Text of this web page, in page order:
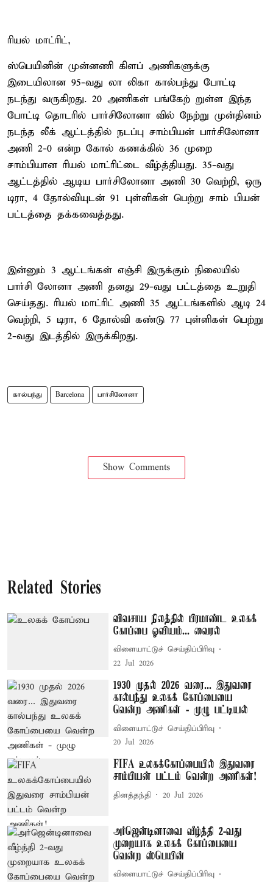
ரியல் மாட்ரிட்,
ஸ்பெயினின் முன்னணி கிளப் அணிகளுக்கு
இடையிலான 95-வது லா லிகா கால்பந்து போட்டி
நடந்து வருகிறது. 20 அணிகள் பங்கேற் றுள்ள இந்த
போட்டி தொடரில் பார்சிலோனா வில் நேற்று முன்தினம்
நடந்த லீக் ஆட்டத்தில் நடப்பு சாம்பியன் பார்சிலோனா
அணி 2-0 என்ற கோல் கணக்கில் 36 முறை
சாம்பியான ரியல் மாட்ரிட்டை வீழ்த்தியது. 35-வது
ஆட்டத்தில் ஆடிய பார்சிலோனா அணி 30 வெற்றி, ஒரு
டிரா, 4 தோல்வியுடன் 91 புள்ளிகள் பெற்று சாம் பியன்
பட்டத்தை தக்கவைத்தது.
இன்னும் 3 ஆட்டங்கள் எஞ்சி இருக்கும் நிலையில்
பார்சி லோனா அணி தனது 29-வது பட்டத்தை உறுதி
செய்தது. ரியல் மாட்ரிட் அணி 35 ஆட்டங்களில் ஆடி 24
வெற்றி, 5 டிரா, 6 தோல்வி கண்டு 77 புள்ளிகள் பெற்று
2-வது இடத்தில் இருக்கிறது.
கால்பந்து Barcelona பார்சிலோனா
Show Comments
Related Stories
விவசாய நிலத்தில் பிரமாண்ட உலகக்
கோப்பை ஓவியம்... வைரல்
விளையாட்டுச் செய்திப்பிரிவு
22 Jul 2026
1930 முதல் 2026 வரை... இதுவரை
கால்பந்து உலகக் கோப்பையை
வென்ற அணிகள் - முழு பட்டியல்
விளையாட்டுச் செய்திப்பிரிவு
20 Jul 2026
FIFA உலகக்கோப்பையில் இதுவரை
சாம்பியன் பட்டம் வென்ற அணிகள்!
தினத்தந்தி 20 Jul 2026
அர்ஜென்டினாவை வீழ்த்தி 2-வது
முறையாக உலகக் கோப்பையை
வென்ற ஸ்பெயின்
விளையாட்டுச் செய்திப்பிரிவு